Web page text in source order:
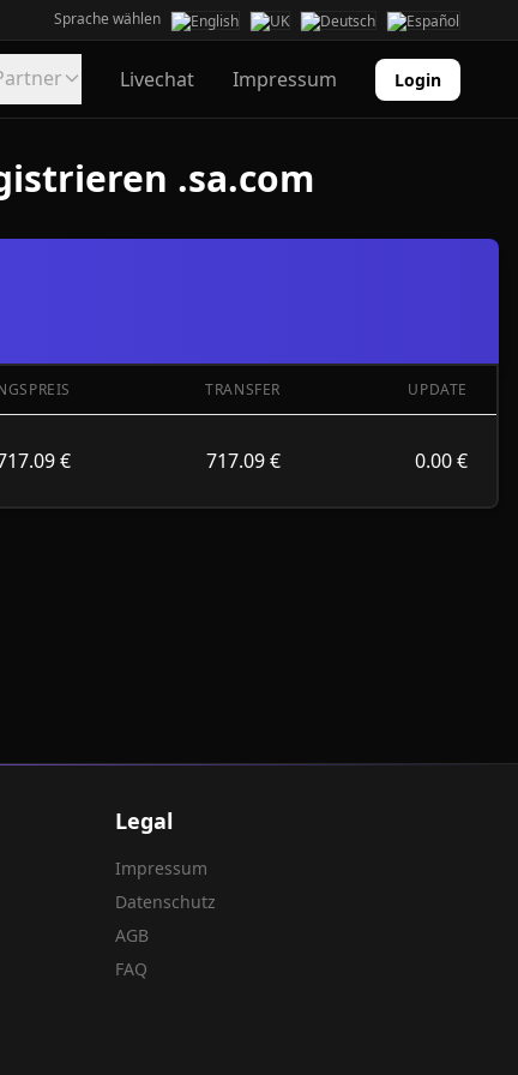
Sprache wählen
Livechat Impressum Login
.sa.com
TRANSFER UPDATE
€ 717.09 € 0.00 €
Legal
Impressum
Datenschutz
AGB
FAQ